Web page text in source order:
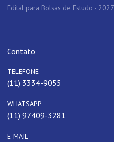
Edital para Bolsas de Estudo - 2027
Contato
TELEFONE
(11) 3334-9055
WHATSAPP
(11) 97409-3281
E-MAIL